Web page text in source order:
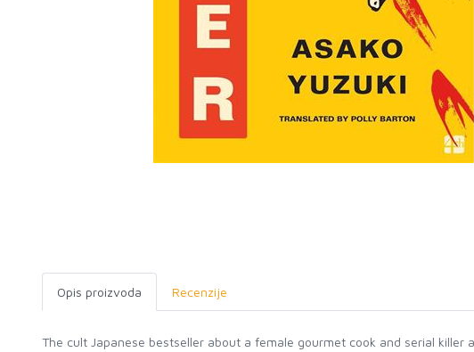
Opis proizvoda Recenzije
The cult Japanese bestseller about a female gourmet cook and serial